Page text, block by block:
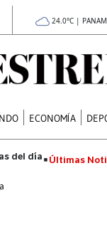
24.0°C |
ECONOMÍA
Últimas